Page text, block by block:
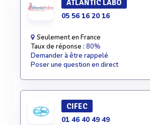
ATLANTIC LABO
05 56 16 20 16
Seulement en France
Taux de réponse : 80%
Demander à être rappelé
Poser une question en direct
CIFEC
01 46 40 49 49